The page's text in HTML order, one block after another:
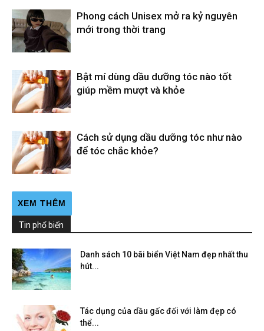
Phong cách Unisex mở ra kỷ nguyên
mới trong thời trang
Bật mí dùng dầu dưỡng tóc nào tốt
giúp mềm mượt và khỏe
Cách sử dụng dầu dưỡng tóc như nào
để tóc chắc khỏe?
XEM THÊM
Tin phổ biến
Danh sách 10 bãi biển Việt Nam đẹp nhất thu
hút...
Tác dụng của dầu gấc đối với làm đẹp có
thể...